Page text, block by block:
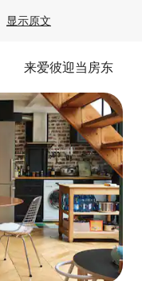
显示原文
来爱彼迎当房东